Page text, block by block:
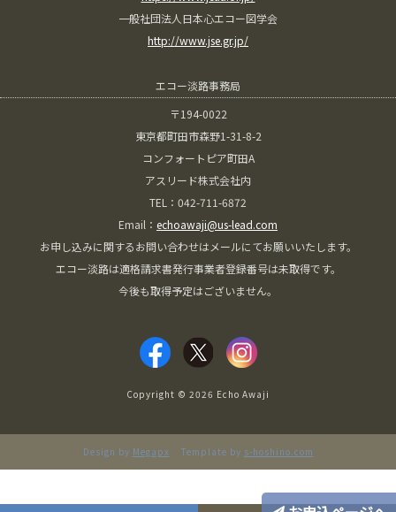
一般社団法人日本心エコー図学会
http://www.jse.gr.jp/
エコー淡路事務局
〒194-0022
東京都町田市森野1-31-8-2
コンフォートピア町田A
アスリード株式会社内
TEL：042-711-6872
Email： echoawaji@us-lead.com
お申し込みに関するお問い合わせはメールにてお願いいたします。
エコー淡路は適格請求書発行事業者登録番号は未取得です。
今後も取得予定はございません。
Copyright © 2026 Echo Awaji
Design by Megapx Template by s-hoshino.com